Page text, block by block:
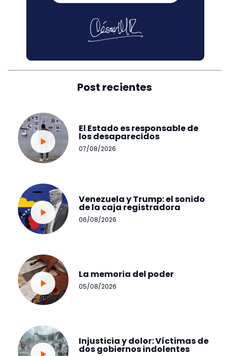
Post recientes
El Estado es responsable de
los desaparecidos
07/08/2026
Venezuela y Trump: el sonido
de la caja registradora
06/08/2026
La memoria del poder
05/08/2026
Injusticia y dolor: Víctimas de
dos gobiernos indolentes